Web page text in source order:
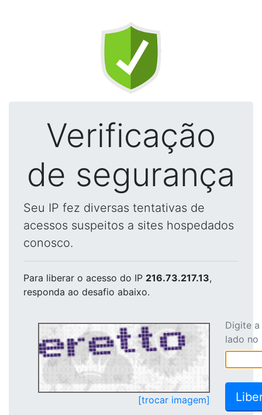
Verificação
de segurança
Seu IP fez diversas tentativas de
acessos suspeitos a sites hospedados
conosco.
Para liberar o acesso do IP 216.73.217.13,
responda ao desafio abaixo.
[trocar imagem]
Digite
lado no